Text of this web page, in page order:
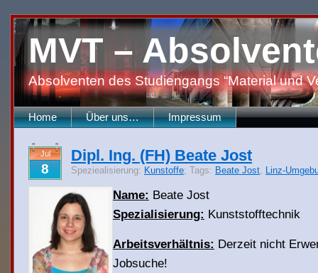
MVT –
Absolventen des Studiengangs “Material und
Home Über uns… Impressum
Jul
8
Dipl. Ing. (FH) Beate Jost
Speziealisierung: Kunstoffe; Tags: Beate Jost, Linz-
Name: Beate Jost
Spezialisierung: Kunststofftechnik
Arbeitsverhältnis: Derzeit nicht
Jobsuche!